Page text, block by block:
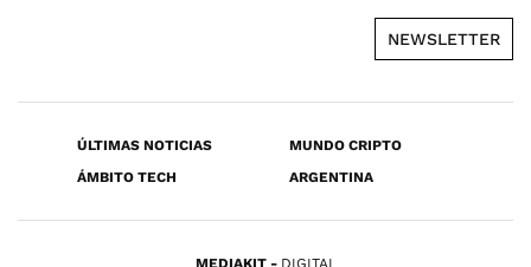
NEWSLETTER
ÚLTIMAS NOTICIAS
MUNDO CRIPTO
ÁMBITO TECH
ARGENTINA